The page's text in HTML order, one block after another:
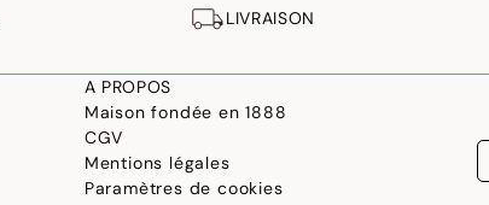
LIVRAISON
A PROPOS
Maison fondée en 1888
CGV
Mentions légales
Paramètres de cookies